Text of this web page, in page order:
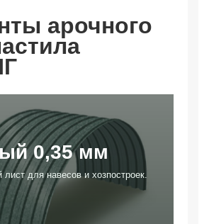
арочного
0,35 мм
для навесов и хозпостроек.